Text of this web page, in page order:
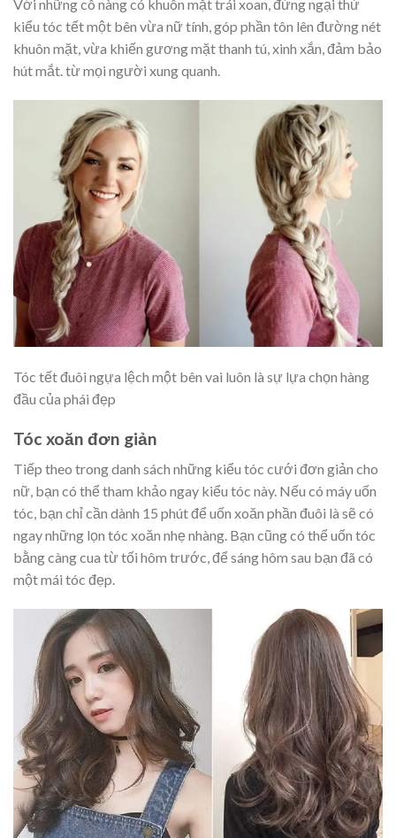
Với những cô nàng có khuôn mặt trái xoan, đừng ngại thử
kiểu tóc tết một bên vừa nữ tính, góp phần tôn lên đường nét
khuôn mặt, vừa khiến gương mặt thanh tú, xinh xắn, đảm bảo
hút mắt. từ mọi người xung quanh.
Tóc tết đuôi ngựa lệch một bên vai luôn là sự lựa chọn hàng
đầu của phái đẹp
Tóc xoăn đơn giản
Tiếp theo trong danh sách những kiểu tóc cưới đơn giản cho
nữ, bạn có thể tham khảo ngay kiểu tóc này. Nếu có máy uốn
tóc, bạn chỉ cần dành 15 phút để uốn xoăn phần đuôi là sẽ có
ngay những lọn tóc xoăn nhẹ nhàng. Bạn cũng có thể uốn tóc
bằng càng cua từ tối hôm trước, để sáng hôm sau bạn đã có
một mái tóc đẹp.